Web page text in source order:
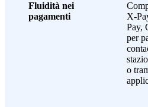
Fluidità nei
pagamenti
X-
Pay,
per
o